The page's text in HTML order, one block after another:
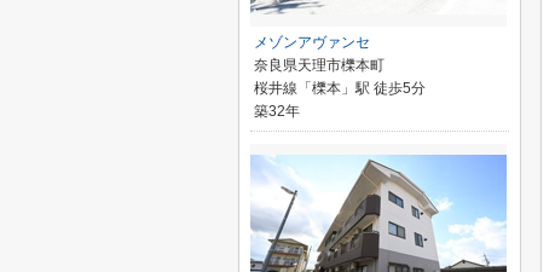
メゾンアヴァンセ
奈良県天理市櫟本町
桜井線「櫟本」駅 徒歩5分
築32年